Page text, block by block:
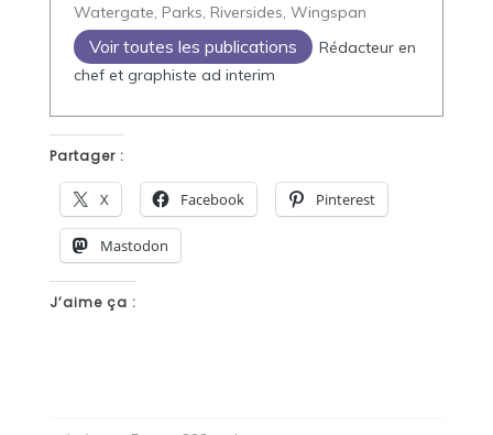
Watergate, Parks, Riversides, Wingspan
Voir toutes les publications
Rédacteur en
chef et graphiste ad interim
Partager :
X Facebook Pinterest
Mastodon
J’aime ça :